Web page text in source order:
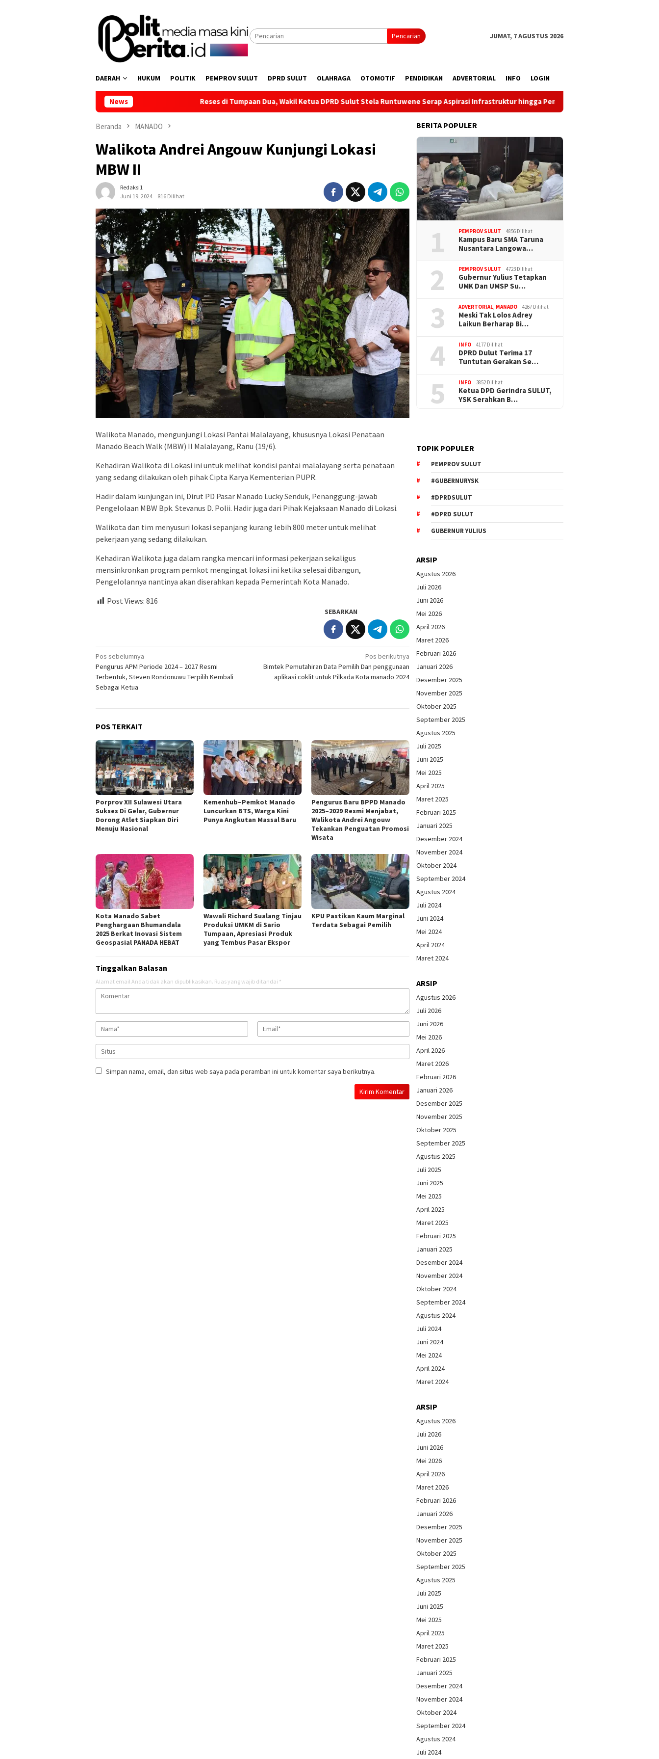
Pencarian
JUMAT, 7 AGUSTUS 2026
DAERAH HUKUM POLITIK PEMPROV SULUT DPRD SULUT OLAHRAGA OTOMOTIF PENDIDIKAN ADVERTORIAL INFO LOGIN
NewsReses di Tumpaan Dua, Wakil Ketua DPRD Sulut Stela Runtuwene Serap Aspirasi Infrastruktur hingga Pemberdayaan Ekonomi
Beranda MANADO
Walikota Andrei Angouw Kunjungi Lokasi
MBW II
Redaksi1
Juni 19, 2024
816 Dilihat
Walikota Manado, mengunjungi Lokasi Pantai Malalayang, khususnya Lokasi Penataan
Manado Beach Walk (MBW) II Malalayang, Ranu (19/6).
Kehadiran Walikota di Lokasi ini untuk melihat kondisi pantai malalayang serta penataan
yang sedang dilakukan oleh pihak Cipta Karya Kementerian PUPR.
Hadir dalam kunjungan ini, Dirut PD Pasar Manado Lucky Senduk, Penanggung-jawab
Pengelolaan MBW Bpk. Stevanus D. Polii. Hadir juga dari Pihak Kejaksaan Manado di Lokasi.
Walikota dan tim menyusuri lokasi sepanjang kurang lebih 800 meter untuk melihat
pekerjaan yang sedang dilakukan.
Kehadiran Walikota juga dalam rangka mencari informasi pekerjaan sekaligus
mensinkronkan program pemkot mengingat lokasi ini ketika selesai dibangun,
Pengelolannya nantinya akan diserahkan kepada Pemerintah Kota Manado.
Post Views: 816
SEBARKAN
Navigasi
pos
Pos sebelumnya
Pengurus APM Periode 2024 – 2027 Resmi
Terbentuk, Steven Rondonuwu Terpilih Kembali
Sebagai Ketua
Pos berikutnya
Bimtek Pemutahiran Data Pemilih Dan penggunaan
aplikasi coklit untuk Pilkada Kota manado 2024
POS TERKAIT
Porprov XII Sulawesi Utara
Sukses Di Gelar, Gubernur
Dorong Atlet Siapkan Diri
Menuju Nasional
Kemenhub–Pemkot Manado
Luncurkan BTS, Warga Kini
Punya Angkutan Massal Baru
Pengurus Baru BPPD Manado
2025–2029 Resmi Menjabat,
Walikota Andrei Angouw
Tekankan Penguatan Promosi
Wisata
Kota Manado Sabet
Penghargaan Bhumandala
2025 Berkat Inovasi Sistem
Geospasial PANADA HEBAT
Wawali Richard Sualang Tinjau
Produksi UMKM di Sario
Tumpaan, Apresiasi Produk
yang Tembus Pasar Ekspor
KPU Pastikan Kaum Marginal
Terdata Sebagai Pemilih
Tinggalkan Balasan
Alamat email Anda tidak akan dipublikasikan. Ruas yang wajib ditandai *
Simpan nama, email, dan situs web saya pada peramban ini untuk komentar saya berikutnya.
BERITA POPULER
1 PEMPROV SULUT 4856 Dilihat
Kampus Baru SMA Taruna
Nusantara Langowa…
2 PEMPROV SULUT 4723 Dilihat
Gubernur Yulius Tetapkan
UMK Dan UMSP Su…
3 ADVERTORIAL MANADO 4267 Dilihat
Meski Tak Lolos Adrey
Laikun Berharap Bi…
4 INFO 4177 Dilihat
DPRD Dulut Terima 17
Tuntutan Gerakan Se…
5 INFO 3852 Dilihat
Ketua DPD Gerindra SULUT,
YSK Serahkan B…
TOPIK POPULER
PEMPROV SULUT
#GUBERNURYSK
#DPRDSULUT
#DPRD SULUT
GUBERNUR YULIUS
ARSIP
Agustus 2026
Juli 2026
Juni 2026
Mei 2026
April 2026
Maret 2026
Februari 2026
Januari 2026
Desember 2025
November 2025
Oktober 2025
September 2025
Agustus 2025
Juli 2025
Juni 2025
Mei 2025
April 2025
Maret 2025
Februari 2025
Januari 2025
Desember 2024
November 2024
Oktober 2024
September 2024
Agustus 2024
Juli 2024
Juni 2024
Mei 2024
April 2024
Maret 2024
ARSIP
Agustus 2026
Juli 2026
Juni 2026
Mei 2026
April 2026
Maret 2026
Februari 2026
Januari 2026
Desember 2025
November 2025
Oktober 2025
September 2025
Agustus 2025
Juli 2025
Juni 2025
Mei 2025
April 2025
Maret 2025
Februari 2025
Januari 2025
Desember 2024
November 2024
Oktober 2024
September 2024
Agustus 2024
Juli 2024
Juni 2024
Mei 2024
April 2024
Maret 2024
ARSIP
Agustus 2026
Juli 2026
Juni 2026
Mei 2026
April 2026
Maret 2026
Februari 2026
Januari 2026
Desember 2025
November 2025
Oktober 2025
September 2025
Agustus 2025
Juli 2025
Juni 2025
Mei 2025
April 2025
Maret 2025
Februari 2025
Januari 2025
Desember 2024
November 2024
Oktober 2024
September 2024
Agustus 2024
Juli 2024